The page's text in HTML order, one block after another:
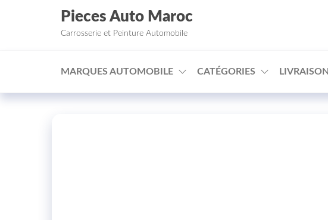
Aller au contenu
Pieces Auto Maroc
Carrosserie et Peinture Automobile
MARQUES AUTOMOBILE CATÉGORIES LIVRAISON